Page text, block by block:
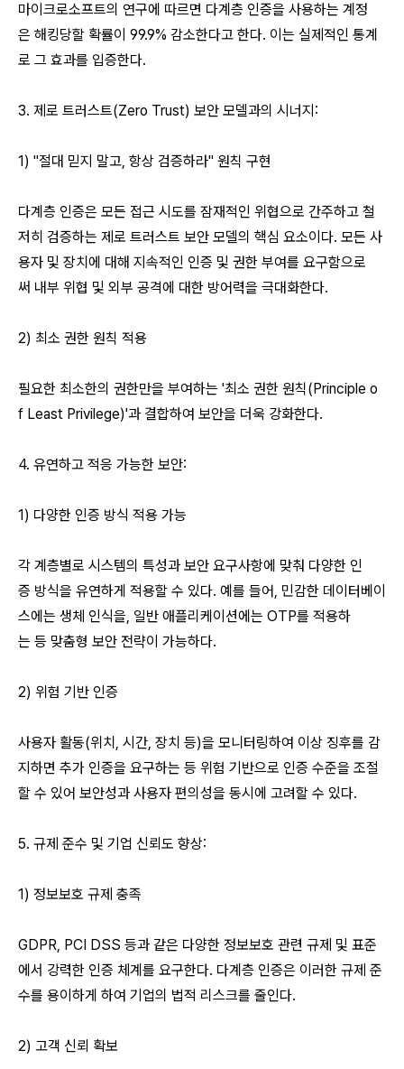
마이크로소프트의 연구에 따르면 다계층 인증을 사용하는 계정
은 해킹당할 확률이 99.9% 감소한다고 한다. 이는 실제적인 통계
로 그 효과를 입증한다.
3. 제로 트러스트(Zero Trust) 보안 모델과의 시너지:
1) "절대 믿지 말고, 항상 검증하라" 원칙 구현
다계층 인증은 모든 접근 시도를 잠재적인 위협으로 간주하고 철
저히 검증하는 제로 트러스트 보안 모델의 핵심 요소이다. 모든 사
용자 및 장치에 대해 지속적인 인증 및 권한 부여를 요구함으로
써 내부 위협 및 외부 공격에 대한 방어력을 극대화한다.
2) 최소 권한 원칙 적용
필요한 최소한의 권한만을 부여하는 '최소 권한 원칙(Principle o
f Least Privilege)'과 결합하여 보안을 더욱 강화한다.
4. 유연하고 적응 가능한 보안:
1) 다양한 인증 방식 적용 가능
각 계층별로 시스템의 특성과 보안 요구사항에 맞춰 다양한 인
증 방식을 유연하게 적용할 수 있다. 예를 들어, 민감한 데이터베이
스에는 생체 인식을, 일반 애플리케이션에는 OTP를 적용하
는 등 맞춤형 보안 전략이 가능하다.
2) 위험 기반 인증
사용자 활동(위치, 시간, 장치 등)을 모니터링하여 이상 징후를 감
지하면 추가 인증을 요구하는 등 위험 기반으로 인증 수준을 조절
할 수 있어 보안성과 사용자 편의성을 동시에 고려할 수 있다.
5. 규제 준수 및 기업 신뢰도 향상:
1) 정보보호 규제 충족
GDPR, PCI DSS 등과 같은 다양한 정보보호 관련 규제 및 표준
에서 강력한 인증 체계를 요구한다. 다계층 인증은 이러한 규제 준
수를 용이하게 하여 기업의 법적 리스크를 줄인다.
2) 고객 신뢰 확보